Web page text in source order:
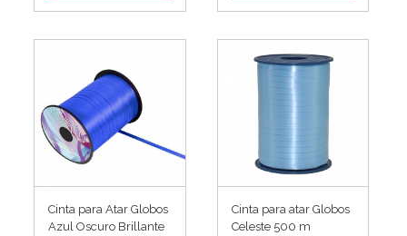
Cinta para Atar Globos
Azul Oscuro Brillante
Cinta para atar Globos
Celeste 500 m